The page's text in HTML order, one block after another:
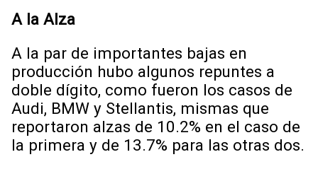
A la Alza
A la par de importantes bajas en
producción hubo algunos repuntes a
doble dígito, como fueron los casos de
Audi, BMW y Stellantis, mismas que
reportaron alzas de 10.2% en el caso de
la primera y de 13.7% para las otras dos.